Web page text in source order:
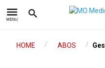
menu
MENU
search
HOME / ABOS /